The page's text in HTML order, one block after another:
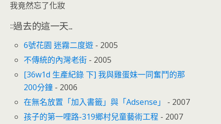
我竟然忘了化妝
::過去的這一天...
6號花園 迷霧二度遊 - 2005
不傳統的內灣老街 - 2005
[36w1d 生產紀錄 下] 我與雞蛋妹一同奮鬥的那
200分鐘 - 2006
在無名放置「加入書籤」與「Adsense」
- 2007
孩子的第一哩路-319鄉村兒童藝術工程 - 2007